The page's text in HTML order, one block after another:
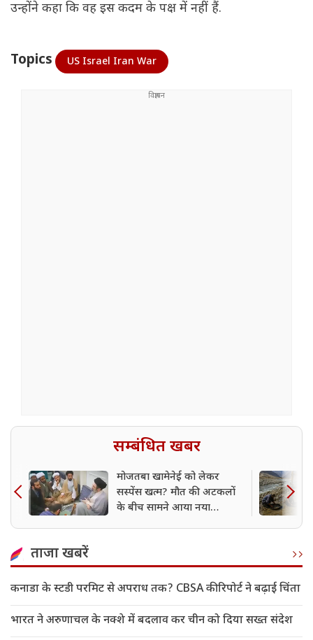
उन्होंने कहा कि वह इस कदम के पक्ष में नहीं हैं.
Topics US Israel Iran War
सम्बंधित खबर
मोजतबा खामेनेई को लेकर
सस्पेंस खत्म? मौत की अटकलों
के बीच सामने आया नया
ताजा खबरें
कनाडा के स्टडी परमिट से अपराध तक? CBSA की रिपोर्ट ने बढ़ाई चिंता
भारत ने अरुणाचल के नक्शे में बदलाव कर चीन को दिया सख्त संदेश